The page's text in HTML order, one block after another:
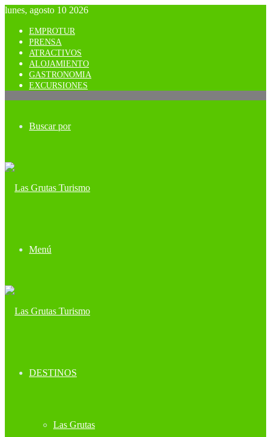
lunes, agosto 10 2026
EMPROTUR
PRENSA
ATRACTIVOS
ALOJAMIENTO
GASTRONOMIA
EXCURSIONES
Buscar por
Menú
DESTINOS
Las Grutas